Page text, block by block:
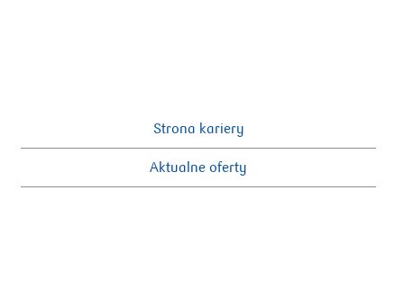
Strona kariery
Aktualne oferty